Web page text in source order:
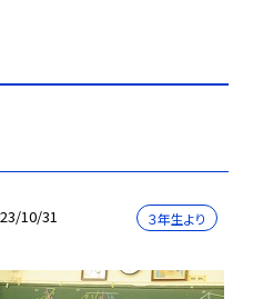
10/31 ３年生より